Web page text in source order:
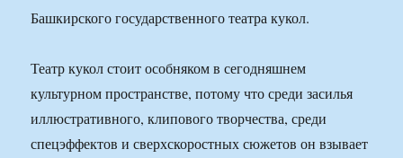
Башкирского государственного театра кукол.
Театр кукол стоит особняком в сегодняшнем
культурном пространстве, потому что среди засилья
иллюстративного, клипового творчества, среди
спецэффектов и сверхскоростных сюжетов он взывает